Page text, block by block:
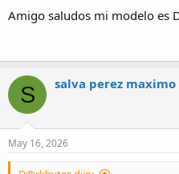
Amigo saludos mi modelo es
S salva perez maximo
May 16, 2026